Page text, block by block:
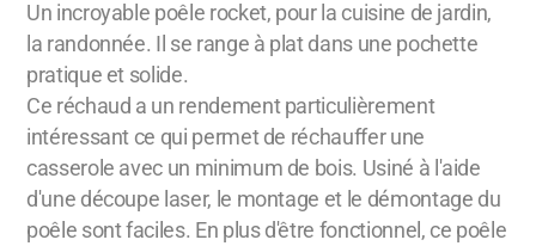
Un incroyable poêle rocket, pour la cuisine de jardin,
la randonnée. Il se range à plat dans une pochette
pratique et solide.
Ce réchaud a un rendement particulièrement
intéressant ce qui permet de réchauffer une
casserole avec un minimum de bois. Usiné à l'aide
d'une découpe laser, le montage et le démontage du
poêle sont faciles. En plus d'être fonctionnel, ce poêle